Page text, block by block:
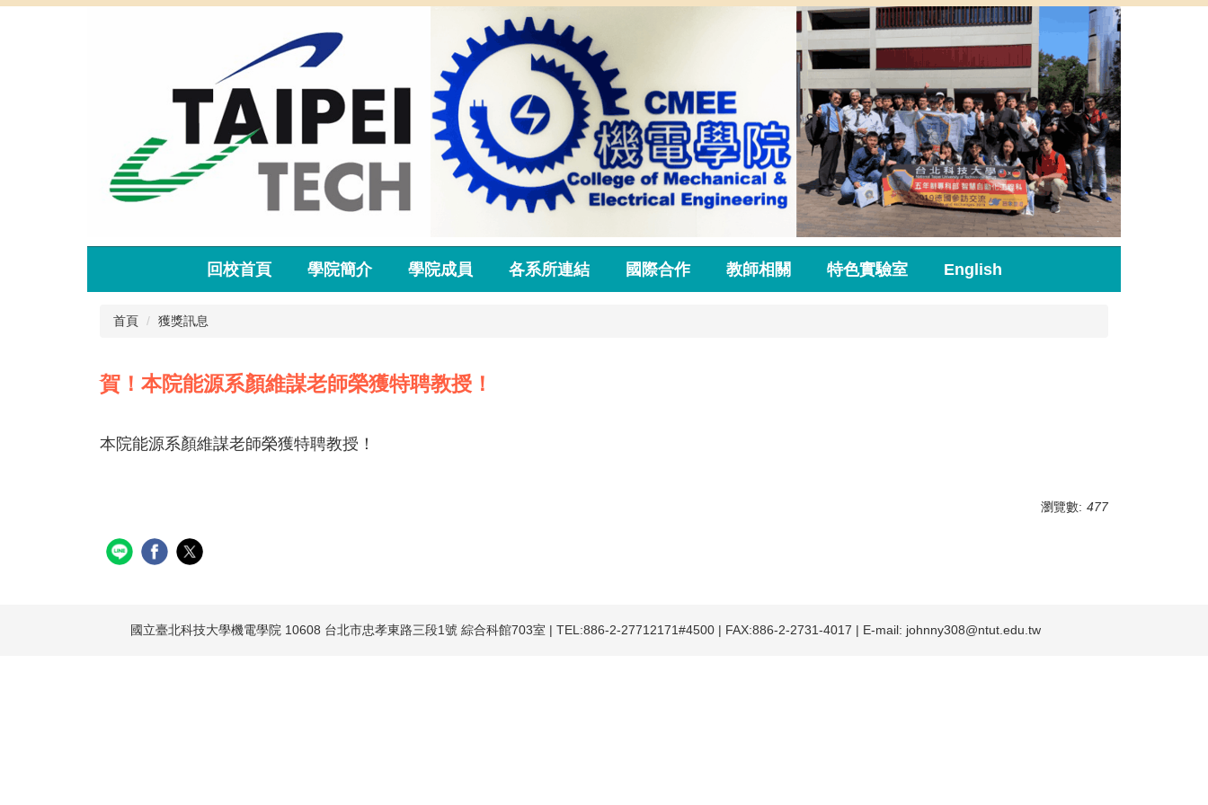
回校首頁 學院簡介 學院成員 各系所連結 國際合作 教師相關 特色實驗室 English
首頁 獲獎訊息
賀！本院能源系顏維謀老師榮獲特聘教授！
本院能源系顏維謀老師榮獲特聘教授！
瀏覽數: 477
國立臺北科技大學機電學院 10608 台北市忠孝東路三段1號 綜合科館703室 | TEL:886-2-27712171#4500 | FAX:886-2-2731-4017 | E-mail: johnny308@ntut.edu.tw